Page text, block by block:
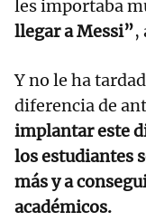
les importaba
llegar a Messi”,
Y no le ha
diferencia de
implantar este
los estudiantes
más y a
académicos.